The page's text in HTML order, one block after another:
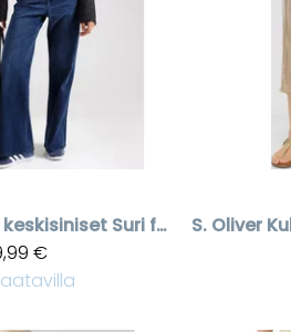
Naisten keskisiniset Suri farkut leveällä lahkeella
€
S. Oliver